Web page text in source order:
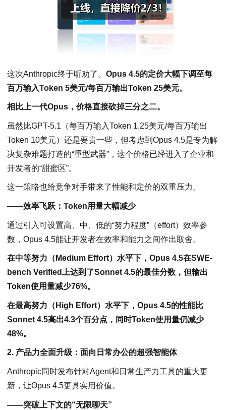
这次Anthropic终于听劝了。 Opus 4.5的定价大幅下调至每
百万输入Token 5美元/每百万输出Token 25美元。
相比上一代Opus，价格直接砍掉三分之二。
虽然比GPT-5.1（每百万输入Token 1.25美元/每百万输出
Token 10美元）还是要贵一些，但考虑到Opus 4.5是专为解
决复杂难题打造的“重型武器”，这个价格已经进入了企业和
开发者的“甜蜜区”。
这一策略也给竞争对手带来了性能和定价的双重压力。
——效率飞跃：Token用量大幅减少
通过引入可设置高、中、低的“努力程度”（effort）效率参
数，Opus 4.5能让开发者在效率和能力之间作出取舍。
在中等努力（Medium Effort）水平下，Opus 4.5在SWE-
bench Verified上达到了Sonnet 4.5的最佳分数，但输出
Token使用量减少76%。
在最高努力（High Effort）水平下，Opus 4.5的性能比
Sonnet 4.5高出4.3个百分点，同时Token使用量仍减少
48%。
2. 产品力全面升级：面向日常办公的超强智能体
Anthropic同时发布针对Agent和日常生产力工具的重大更
新，让Opus 4.5更具实用价值。
——突破上下文的“无限聊天”